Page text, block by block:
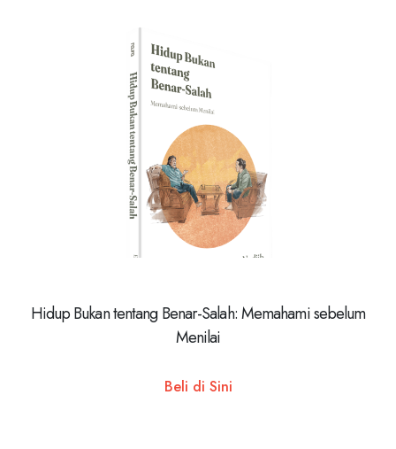
Hidup Bukan tentang Benar-Salah: Memahami sebelum
Menilai
Beli di Sini